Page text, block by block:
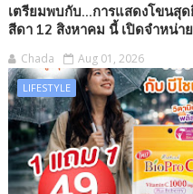
เตรียมพบกับ...การแสดงโขนสุ
สีดา 12 สิงหาคม นี้ เปิดจำหน่า
Chada Aug 01, 2026
LIFESTYLE